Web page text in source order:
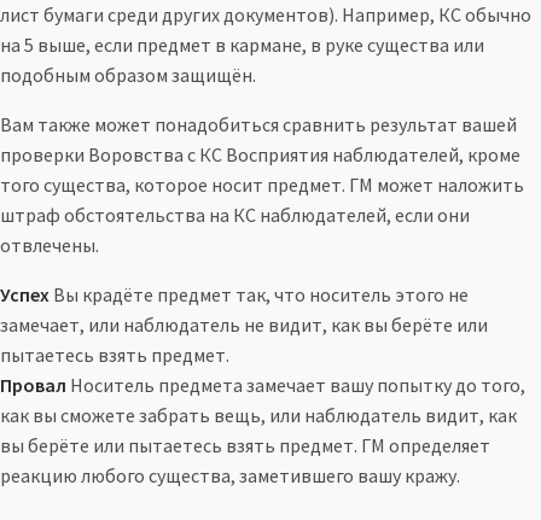
лист бумаги среди других документов). Например, КС обычно
на 5 выше, если предмет в кармане, в руке существа или
подобным образом защищён.
Вам также может понадобиться сравнить результат вашей
проверки Воровства с КС Восприятия наблюдателей, кроме
того существа, которое носит предмет. ГМ может наложить
штраф обстоятельства на КС наблюдателей, если они
отвлечены.
Успех Вы крадёте предмет так, что носитель этого не
замечает, или наблюдатель не видит, как вы берёте или
пытаетесь взять предмет.
Провал Носитель предмета замечает вашу попытку до того,
как вы сможете забрать вещь, или наблюдатель видит, как
вы берёте или пытаетесь взять предмет. ГМ определяет
реакцию любого существа, заметившего вашу кражу.